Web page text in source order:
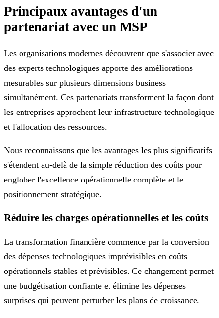
Principaux avantages d'un
partenariat avec un MSP
Les organisations modernes découvrent que s'associer avec
des experts technologiques apporte des améliorations
mesurables sur plusieurs dimensions business
simultanément. Ces partenariats transforment la façon dont
les entreprises approchent leur infrastructure technologique
et l'allocation des ressources.
Nous reconnaissons que les avantages les plus significatifs
s'étendent au-delà de la simple réduction des coûts pour
englober l'excellence opérationnelle complète et le
positionnement stratégique.
Réduire les charges opérationnelles et les coûts
La transformation financière commence par la conversion
des dépenses technologiques imprévisibles en coûts
opérationnels stables et prévisibles. Ce changement permet
une budgétisation confiante et élimine les dépenses
surprises qui peuvent perturber les plans de croissance.